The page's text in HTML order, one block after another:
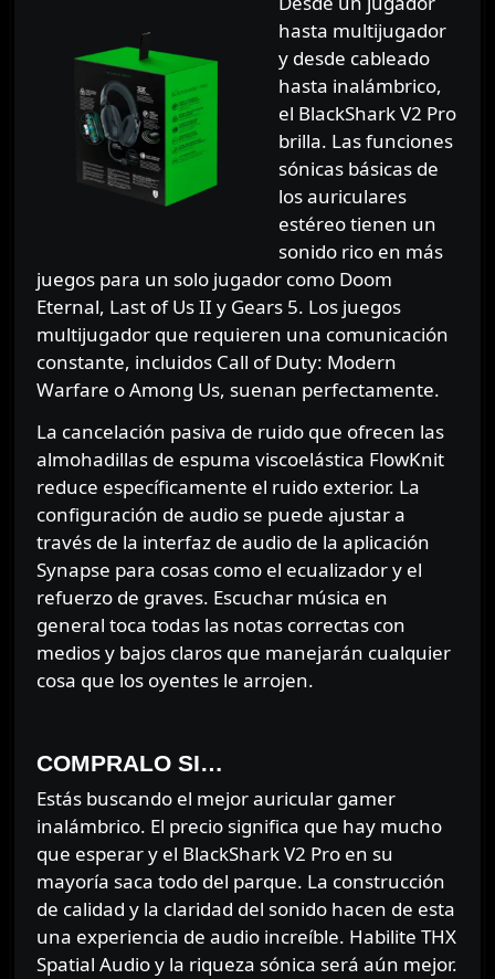
hasta multijugador
y desde cableado
hasta inalámbrico,
el BlackShark V2 Pro
brilla. Las funciones
sónicas básicas de
los auriculares
estéreo tienen un
sonido rico en más
juegos para un solo jugador como Doom
Eternal, Last of Us II y Gears 5. Los juegos
multijugador que requieren una comunicación
constante, incluidos Call of Duty: Modern
Warfare o Among Us, suenan perfectamente.
La cancelación pasiva de ruido que ofrecen las
almohadillas de espuma viscoelástica FlowKnit
reduce específicamente el ruido exterior. La
configuración de audio se puede ajustar a
través de la interfaz de audio de la aplicación
Synapse para cosas como el ecualizador y el
refuerzo de graves. Escuchar música en
general toca todas las notas correctas con
medios y bajos claros que manejarán cualquier
cosa que los oyentes le arrojen.
COMPRALO SI…
Estás buscando el mejor auricular gamer
inalámbrico. El precio significa que hay mucho
que esperar y el BlackShark V2 Pro en su
mayoría saca todo del parque. La construcción
de calidad y la claridad del sonido hacen de esta
una experiencia de audio increíble. Habilite THX
Spatial Audio y la riqueza sónica será aún mejor.